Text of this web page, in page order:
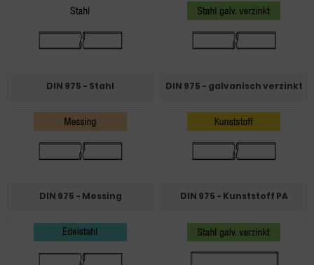
DIN 975 - Stahl DIN 975 - galvanisch verzinkt
DIN 975 - Messing DIN 975 - Kunststoff PA